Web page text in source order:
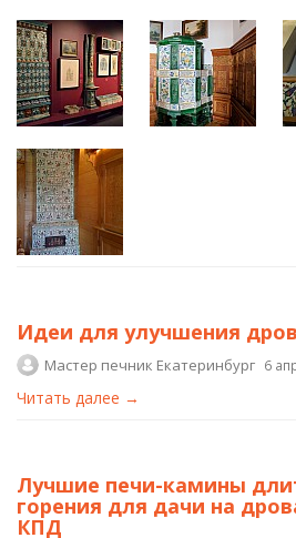
Идеи для улучшения
Мастер печник Екатеринбург 6
Читать далее →
Лучшие печи-камины
горения для дачи на
КПД